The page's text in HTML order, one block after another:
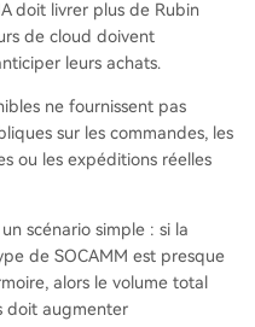
doit livrer plus de Rubin
de cloud doivent
leurs achats.
ne fournissent pas
sur les commandes, les
ou les expéditions réelles
scénario simple : si la
de SOCAMM est presque
alors le volume total
doit augmenter